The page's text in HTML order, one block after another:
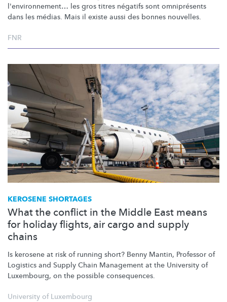
l'environnement… les gros titres négatifs sont omniprésents
dans les médias. Mais il existe aussi des bonnes nouvelles.
FNR
KEROSENE SHORTAGES
What the conflict in the Middle East means
for holiday flights, air cargo and supply
chains
Is kerosene at risk of running short? Benny Mantin, Professor of
Logistics and Supply Chain Management at the University of
Luxembourg, on the possible consequences.
University of Luxembourg